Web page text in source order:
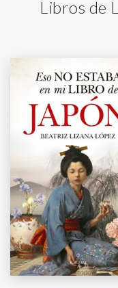
Libros de